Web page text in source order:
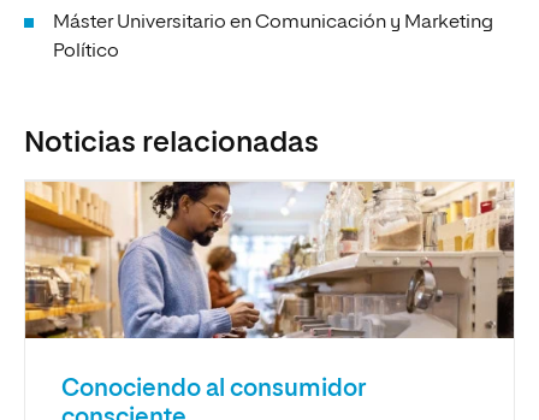
Máster Universitario en Comunicación y Marketing
Político
Noticias relacionadas
Conociendo al consumidor